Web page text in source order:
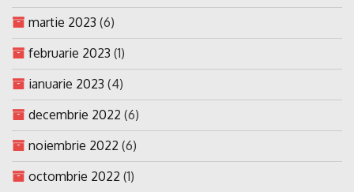
martie 2023 (6)
februarie 2023 (1)
ianuarie 2023 (4)
decembrie 2022 (6)
noiembrie 2022 (6)
octombrie 2022 (1)